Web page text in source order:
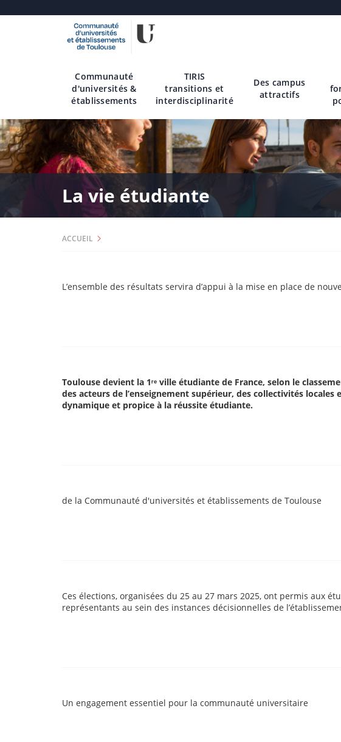
Communauté
d'universités &
établissements
TIRIS
transitions et
interdisciplinarité
Des campus
attractifs
La vie étudiante
ACCUEIL
L’ensemble des résultats servira d’appui à la mise en place de
Toulouse devient la 1ʳᵉ ville étudiante de France, selon le
des acteurs de l’enseignement supérieur, des collectivités
dynamique et propice à la réussite étudiante.
de la Communauté d'universités et établissements de Toulouse
Ces élections, organisées du 25 au 27 mars 2025, ont permis aux
représentants au sein des instances décisionnelles de
Un engagement essentiel pour la communauté universitaire